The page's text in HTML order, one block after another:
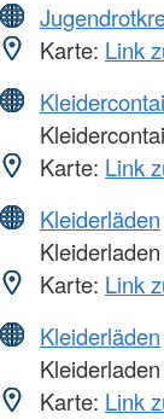
Karte: Link
Karte: Link
Kleiderläden
Kleiderladen
Karte: Link
Kleiderläden
Karte: Link